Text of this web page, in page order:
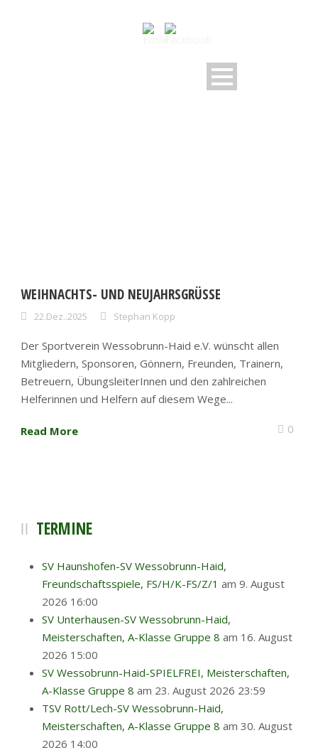
WEIHNACHTS- UND NEUJAHRSGRÜSSE
22.Dez..2025 Stephan Kopp
Der Sportverein Wessobrunn-Haid e.V. wünscht allen
Mitgliedern, Sponsoren, Gönnern, Freunden, Trainern,
Betreuern, ÜbungsleiterInnen und den zahlreichen
Helferinnen und Helfern auf diesem Wege...
Read More 0
TERMINE
SV Haunshofen-SV Wessobrunn-Haid,
Freundschaftsspiele, FS/H/K-FS/Z/1 am 9. August
2026 16:00
SV Unterhausen-SV Wessobrunn-Haid,
Meisterschaften, A-Klasse Gruppe 8 am 16. August
2026 15:00
SV Wessobrunn-Haid-SPIELFREI, Meisterschaften,
A-Klasse Gruppe 8 am 23. August 2026 23:59
TSV Rott/Lech-SV Wessobrunn-Haid,
Meisterschaften, A-Klasse Gruppe 8 am 30. August
2026 14:00